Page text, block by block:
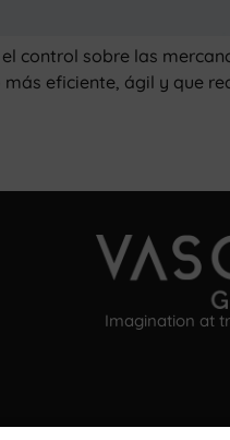
control sobre las
eficiente, ágil y que
Imagination at